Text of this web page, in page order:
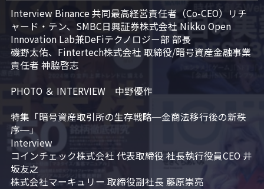
Interview Binance 共同最高経営責任者（Co-CEO）リチ
ャード・テン、SMBC日興証券株式会社 Nikko Open
Innovation Lab兼DeFiテクノロジー部 部長
磯野太佑、Fintertech株式会社 取締役/暗号資産金融事業
責任者 神脇啓志
PHOTO ＆ INTERVIEW　中野優作
特集「暗号資産取引所の生存戦略─金商法移行後の新秩
序─」
Interview
コインチェック株式会社 代表取締役 社長執行役員CEO 井
坂友之
株式会社マーキュリー 取締役副社長 藤原崇亮